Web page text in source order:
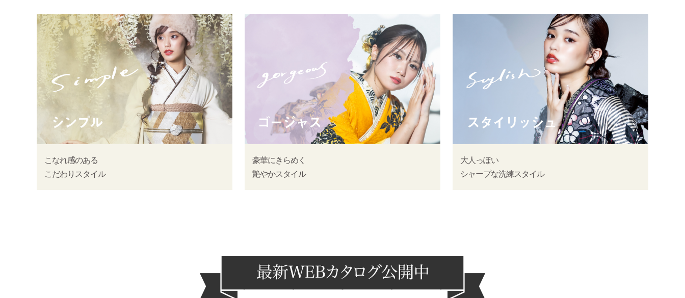
こなれ感のある
こだわりスタイル
豪華にきらめく
艶やかスタイル
大人っぽい
シャープな洗練スタイル